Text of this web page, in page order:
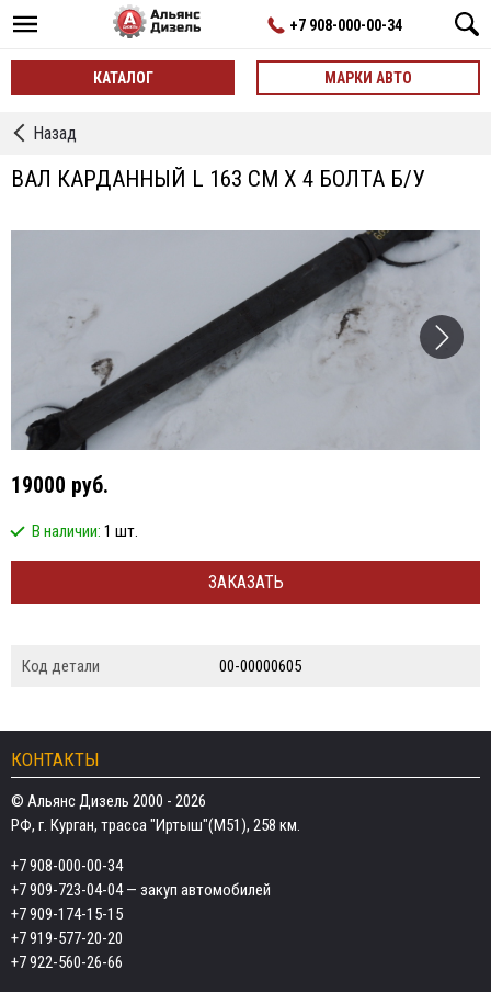
+7 908-000-00-34
КАТАЛОГ МАРКИ АВТО
←
карданные
Назад
ВАЛ КАРДАННЫЙ L 163 СМ Х 4 БОЛТА Б/У
19000 руб.
В наличии: 1 шт.
ЗАКАЗАТЬ
Код детали 00-00000605
КОНТАКТЫ
© Альянс Дизель 2000 - 2026
РФ, г. Курган, трасса "Иртыш"(М51), 258 км.
+7 908-000-00-34
+7 909-723-04-04— закуп автомобилей
+7 909-174-15-15
+7 919-577-20-20
+7 922-560-26-66